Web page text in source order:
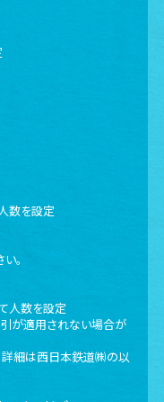
数を設定
。
人数を設定
が適用されない場合が
細は西日本鉄道㈱の以